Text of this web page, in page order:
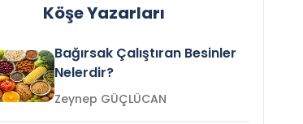
Köşe Yazarları
Bağırsak Çalıştıran Besinler
Nelerdir?
Zeynep GÜÇLÜCAN